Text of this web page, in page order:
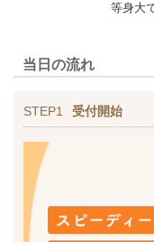
等身大
当日の流れ
STEP1 受付開始